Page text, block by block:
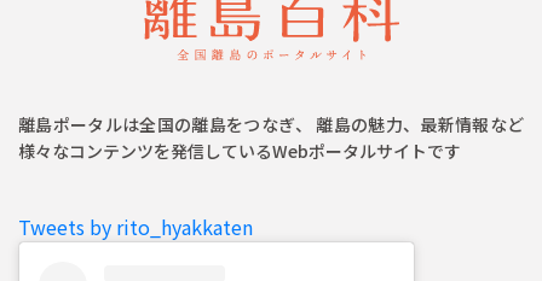
離島ポータルは全国の離島をつなぎ、 離島の魅力、最新情報など
様々なコンテンツを発信しているWebポータルサイトです
Tweets by rito_hyakkaten